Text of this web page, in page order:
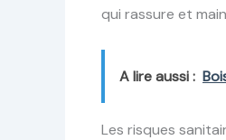
qui rassure et
A lire aussi :
Les risques